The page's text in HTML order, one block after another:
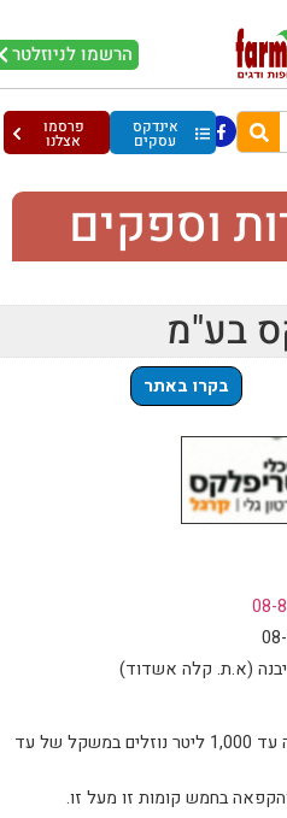
הרשמו לניוזלטר
אינדקס
עסקים
פרסמו
אצלנו
וספקים
בע"מ
בקרו באתר
האריזה מיועדות לאחסון והובלה עד 1,000 ליטר נוזלים במשקל של עד
בחמש קומות זו מעל זו.